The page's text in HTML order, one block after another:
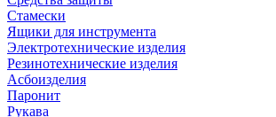
Стамески
Ящики для инструмента
Электротехнические изделия
Резинотехнические изделия
Асбоизделия
Паронит
Рукава